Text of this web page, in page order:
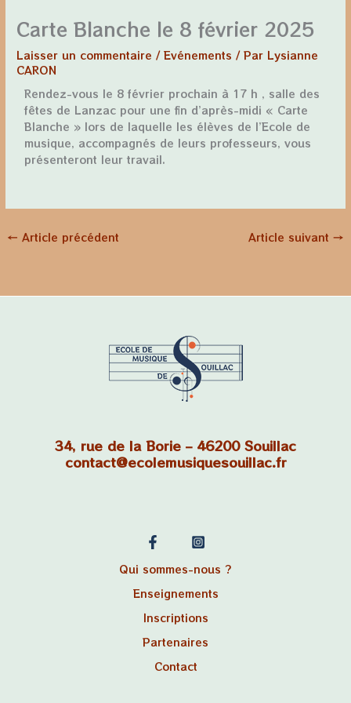
Carte Blanche le 8 février 2025
Laisser un commentaire /Evénements / Par Lysianne
CARON
Rendez-vous le 8 février prochain à 17 h , salle des
fêtes de Lanzac pour une fin d’après-midi « Carte
Blanche » lors de laquelle les élèves de l’Ecole de
musique, accompagnés de leurs professeurs, vous
présenteront leur travail.
← Article précédent Article suivant →
34, rue de la Borie – 46200 Souillac
contact@ecolemusiquesouillac.fr
Qui sommes-nous ?
Enseignements
Inscriptions
Partenaires
Contact